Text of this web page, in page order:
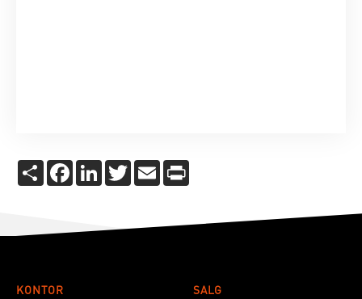
ShareFacebookLinkedInTwitterEmail
KONTOR SALG